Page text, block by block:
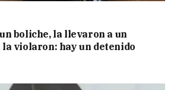
boliche, la llevaron a un
violaron: hay un detenido